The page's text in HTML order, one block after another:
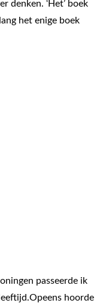
denken. ‘Het’ boek
het enige boek
passeerde ik
hoorde